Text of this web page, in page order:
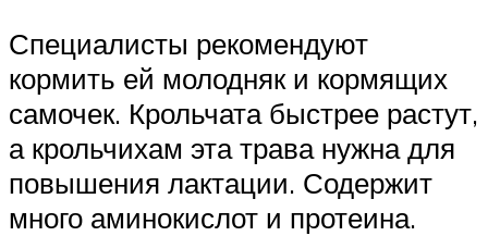
Специалисты рекомендуют
кормить ей молодняк и кормящих
самочек. Крольчата быстрее растут,
а крольчихам эта трава нужна для
повышения лактации. Содержит
много аминокислот и протеина.